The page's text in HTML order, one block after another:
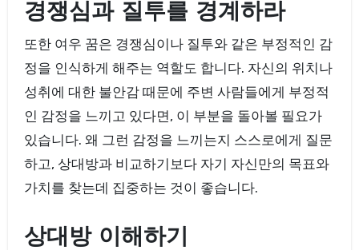
경쟁심과 질투를 경계하라
또한 여우 꿈은 경쟁심이나 질투와 같은 부정적인 감
정을 인식하게 해주는 역할도 합니다. 자신의 위치나
성취에 대한 불안감 때문에 주변 사람들에게 부정적
인 감정을 느끼고 있다면, 이 부분을 돌아볼 필요가
있습니다. 왜 그런 감정을 느끼는지 스스로에게 질문
하고, 상대방과 비교하기보다 자기 자신만의 목표와
가치를 찾는데 집중하는 것이 좋습니다.
상대방 이해하기